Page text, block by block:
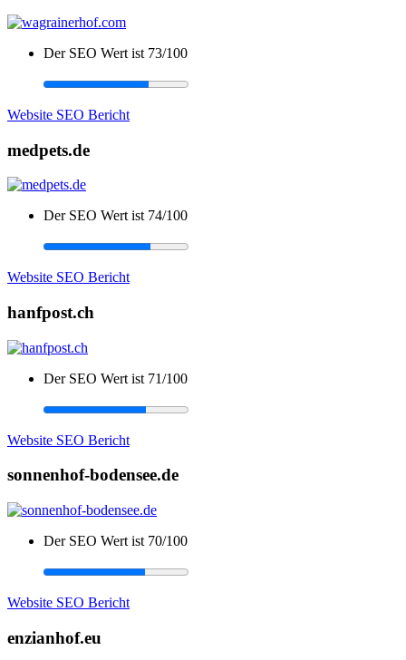
Der SEO Wert ist 73/100
Website SEO Bericht
medpets.de
Der SEO Wert ist 74/100
Website SEO Bericht
hanfpost.ch
Der SEO Wert ist 71/100
Website SEO Bericht
sonnenhof-bodensee.de
Der SEO Wert ist 70/100
Website SEO Bericht
enzianhof.eu